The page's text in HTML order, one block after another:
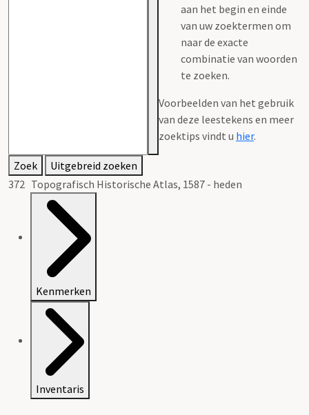
aan het begin en einde
van uw zoektermen om
naar de exacte
combinatie van woorden
te zoeken.
Voorbeelden van het gebruik
van deze leestekens en meer
zoektips vindt u hier.
Zoek
Uitgebreid zoeken
372 Topografisch Historische Atlas, 1587 - heden
Kenmerken
Inventaris